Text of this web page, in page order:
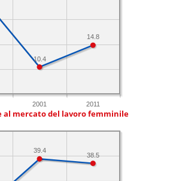
2001 2011
14.8
10.4
al mercato del lavoro femminile
38.5
39.4